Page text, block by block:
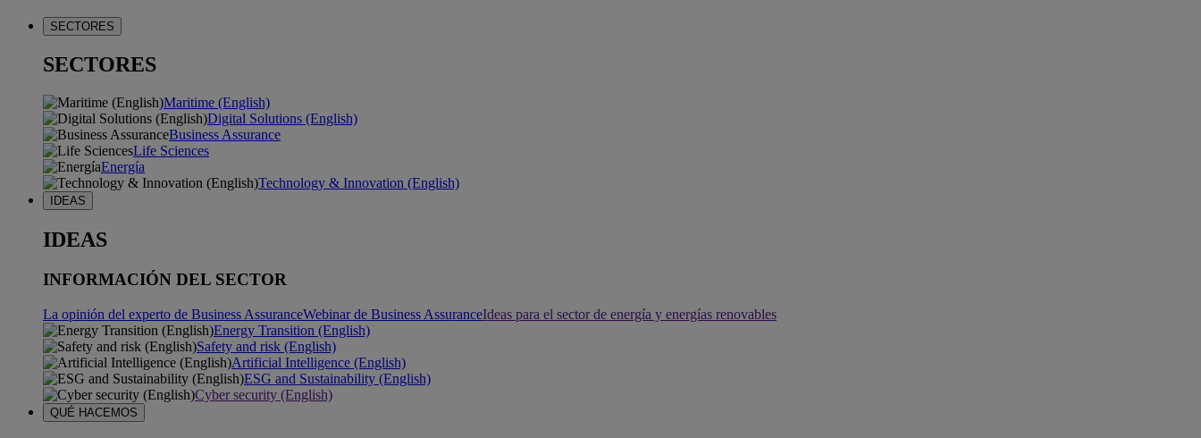
SECTORES
SECTORES
Maritime (English)
Digital Solutions (English)
Business Assurance
Life Sciences
Energía
Technology & Innovation (English)
IDEAS
IDEAS
INFORMACIÓN DEL SECTOR
La opinión del experto de Business AssuranceWebinar de Business AssuranceIdeas para el sector de energía y energías renovables
Energy Transition (English)
Safety and risk (English)
Artificial Intelligence (English)
ESG and Sustainability (English)
Cyber security (English)
QUÉ HACEMOS